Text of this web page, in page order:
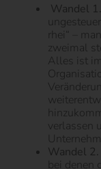
Wandel
rhei“ –
zweimal
Alles ist
verlassen
Wandel
bei denen